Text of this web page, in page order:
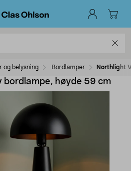
og belysning Bordlamper Northlight
bordlampe, høyde 59 cm